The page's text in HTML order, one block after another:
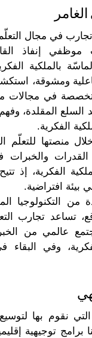
تجارب في مجال
موظفي إنفاذ
بالملكية
ومشوقة،
في مجالات
السلع المقلدة،
الفكرية.
منصتها للتعلّم
القدرات
الفكرية، إذ
بيئة افتراضية.
من التكنولوجيا
تساعد تجارب
عالمي من
وفي
نقوم بها
برامج توجيهية